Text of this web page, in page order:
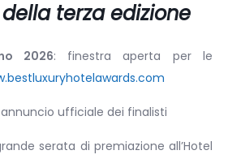
terza edizione
2026: finestra aperta per le
annuncio ufficiale dei finalisti
serata di premiazione all’Hotel